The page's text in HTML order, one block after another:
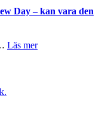
om
Vegas
Day – kan vara den
Läs merom